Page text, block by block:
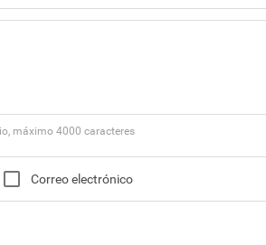
máximo 4000 caracteres
Correo electrónico